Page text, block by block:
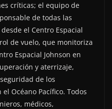
críticas; el equipo de
de todas las
el Centro Espacial
de vuelo, que monitoriza
Espacial Johnson en
y aterrizaje,
de los
Océano Pacífico. Todos
médicos,